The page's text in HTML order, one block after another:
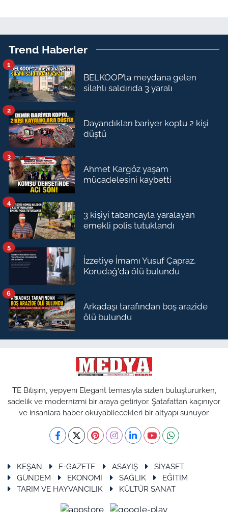
Trend Haberler
BELKOOP’ta meydana gelen
silahlı saldırıda 3 yaralı
1
Dayandıkları bariyer koptu 2 kişi
düştü
2
Ahmet Kargöz yaşam
mücadelesini kaybetti
3
3 kişiyi tabancayla yaralayan
emekli polis tutuklandı
4
İzzetiye İmamı Yusuf Çapraz,
Korudağ'da ölü bulundu
5
Arkadaşı tarafından boş arazide
ölü bulundu
6
TE Bilişim, yepyeni Elegant temasıyla sizleri buluştururken,
sadelik ve modernizmi bir araya getiriyor. Şatafattan kaçınıyor
ve insanlara haber okuyabilecekleri bir altyapı sunuyor.
KEŞAN E-GAZETE ASAYİŞ
SİYASET
GÜNDEM
EKONOMİ SAĞLIK
EĞİTİM
TARIM VE HAYVANCILIK
KÜLTÜR SANAT